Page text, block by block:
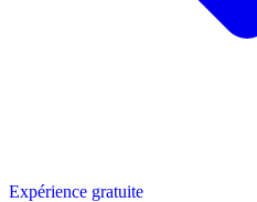
Expérience gratuite